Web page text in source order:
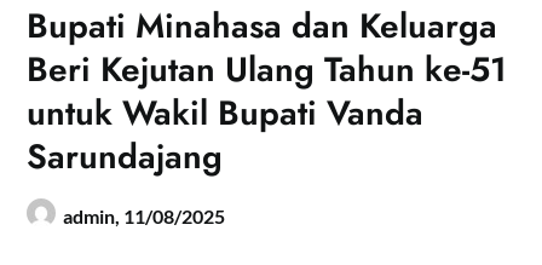
Bupati Minahasa dan Keluarga
Beri Kejutan Ulang Tahun ke-51
untuk Wakil Bupati Vanda
Sarundajang
admin, 11/08/2025